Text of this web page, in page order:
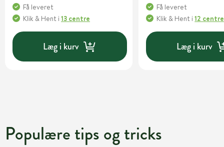
Få leveret
Klik & Hent i 13 centre
Læg i kurv
Få leveret
Klik & Hent i12 centre
Læg i kurv
Populære tips og tricks